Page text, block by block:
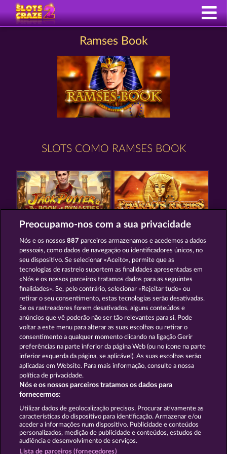
Ramses Book
SLOTS COMO RAMSES BOOK
PHARAOS RICHES
JACK POTTER & THE BOOK OF DYNASTIES 6 LUCKY PHARAOH WILD
Termos e Condições
Declaração de Privacidade Marca
Empresa Perguntas frequentes Facebook
Enviar pedido de rescisão
Preocupamo-nos com a sua privacidade
Nós e os nossos887 parceiros armazenamos e acedemos a dados
pessoais, como dados de navegação ou identificadores únicos, no
seu dispositivo. Se selecionar «Aceito», permite que as
tecnologias de rastreio suportem as finalidades apresentadas em
«Nós e os nossos parceiros tratamos dados para as seguintes
finalidades». Se, pelo contrário, selecionar «Rejeitar tudo» ou
retirar o seu consentimento, estas tecnologias serão desativadas.
Se os rastreadores forem desativados, alguns conteúdos e
anúncios que vê poderão não ser tão relevantes para si. Pode
voltar a este menu para alterar as suas escolhas ou retirar o
consentimento a qualquer momento clicando na ligação Gerir
preferências na parte inferior da página Web (ou no ícone na parte
inferior esquerda da página, se aplicável). As suas escolhas serão
aplicadas em Website. Para mais informação, consulte a nossa
política de privacidade.
Nós e os nossos parceiros tratamos os dados para
fornecermos:
Utilizar dados de geolocalização precisos. Procurar ativamente as
características do dispositivo para identificação. Armazenar e/ou
aceder a informações num dispositivo. Publicidade e conteúdos
personalizados, medição de publicidade e conteúdos, estudos de
audiência e desenvolvimento de serviços.
Lista de parceiros (fornecedores)